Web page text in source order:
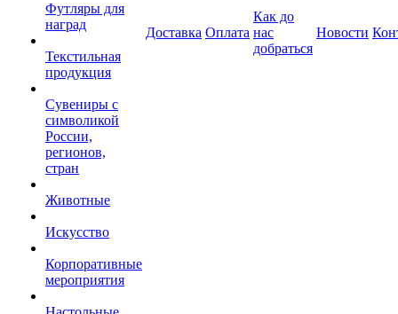
Футляры для
наград
Текстильная
продукция
Сувениры с
символикой
России,
регионов,
стран
Животные
Искусство
Корпоративные
мероприятия
Доставка Оплата
Как до
нас
добраться
Новости